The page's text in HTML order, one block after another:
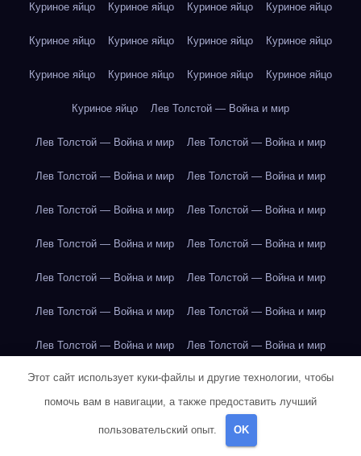
Куриное яйцо Куриное яйцо Куриное яйцо Куриное яйцо
Куриное яйцо Куриное яйцо Куриное яйцо Куриное яйцо
Куриное яйцо Куриное яйцо Куриное яйцо Куриное яйцо
Куриное яйцо Лев Толстой — Война и мир
Лев Толстой — Война и мир Лев Толстой — Война и мир
Лев Толстой — Война и мир Лев Толстой — Война и мир
Лев Толстой — Война и мир Лев Толстой — Война и мир
Лев Толстой — Война и мир Лев Толстой — Война и мир
Лев Толстой — Война и мир Лев Толстой — Война и мир
Лев Толстой — Война и мир Лев Толстой — Война и мир
Лев Толстой — Война и мир Лев Толстой — Война и мир
Лондон Лондон Лондон Лондон Лондон Лондон
Лондон
Лондон Лос-Анджелес
Этот сайт использует куки-файлы и другие технологии, чтобы
помочь вам в навигации, а также предоставить лучший
пользовательский опыт. OK